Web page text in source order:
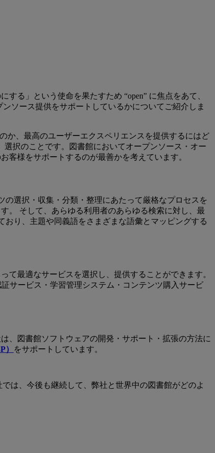
る」という使命を果たすため “open” に焦点をあて、
ソース提供をサポートしているかについてご紹介しま
か、最高のユーザーエクスペリエンスを提供するにはど
択のことです。図書館においてオープンソース・オー
客様をサポートするのが最善かを考えています。
選択・収集・分類・整理にあたって厳格なプロセスを
。 そして、あらゆる利用者のあらゆる検索に対し、最
り、主題や同義語をさまざまな語彙とマッピングする
て最適なサービスを選択し、提供することができます。
サービス・学習管理システム・コンテンツ購入サービ
、図書館ソフトウェアの開発・サポート・拡張の方法に
をサポートしています。
は、今後も継続して、弊社と世界中の図書館がどのよ